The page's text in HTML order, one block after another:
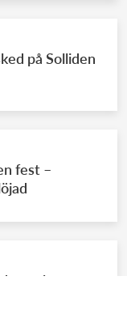
på Solliden
fest –
bryter